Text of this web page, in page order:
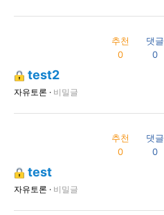
추천
0
댓글
0
test2
자유토론 · 비밀글
추천
0
댓글
0
test
자유토론 · 비밀글